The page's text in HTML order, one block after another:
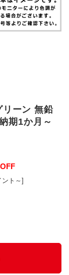
ーン 無鉛
期1か月～
ント～]